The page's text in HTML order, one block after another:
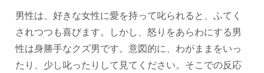
男性は、好きな女性に愛を持って叱られると、ふてく
されつつも喜びます。しかし、怒りをあらわにする男
性は身勝手なクズ男です。意図的に、わがままをいっ
たり、少し叱ったりして見てください。そこでの反応